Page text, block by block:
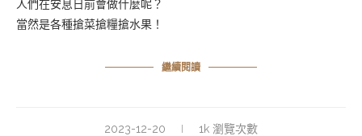
人們在安息日前會做什麼呢？
當然是各種搶菜搶糧搶水果！
繼續閱讀
2023-12-20 1k 瀏覽次數